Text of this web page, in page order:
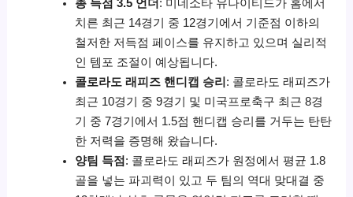
총 득점 3.5 언더 : 미네소타 유나이티드가 홈에서
치른 최근 14경기 중 12경기에서 기준점 이하의
철저한 저득점 페이스를 유지하고 있으며 실리적
인 템포 조절이 예상됩니다.
콜로라도 래피즈 핸디캡 승리 : 콜로라도 래피즈가
최근 10경기 중 9경기 및 미국프로축구 최근 8경
기 중 7경기에서 1.5점 핸디캡 승리를 거두는 탄탄
한 저력을 증명해 왔습니다.
양팀 득점 : 콜로라도 래피즈가 원정에서 평균 1.8
골을 넣는 파괴력이 있고 두 팀의 역대 맞대결 중